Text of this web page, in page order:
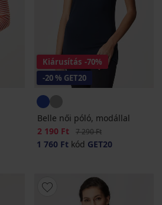
Kiárusítás -70%
-20 % GET20
Belle női póló, modállal
Kedvezmény
2 190 Ft Eredeti ár
7 290 Ft
1 760 Ft kód GET20